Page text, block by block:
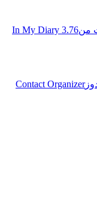
منIn My Diary 3.76
Contact Organizer